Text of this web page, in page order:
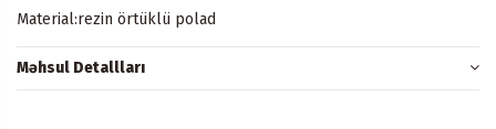
Material:rezin örtüklü polad
Məhsul Detallları